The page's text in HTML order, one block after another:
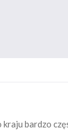
kraju bardzo